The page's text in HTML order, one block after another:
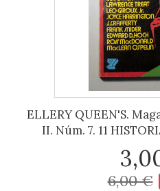
ELLERY QUEEN'S.
II. Núm. 7. 11
6,00 €